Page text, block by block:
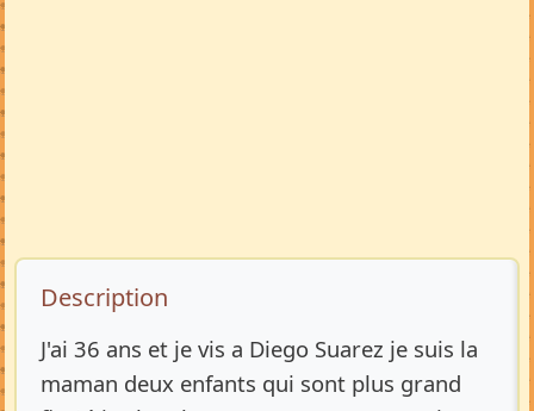
Description de l’annonce
Description
J'ai 36 ans et je vis a Diego Suarez je suis la
maman deux enfants qui sont plus grand